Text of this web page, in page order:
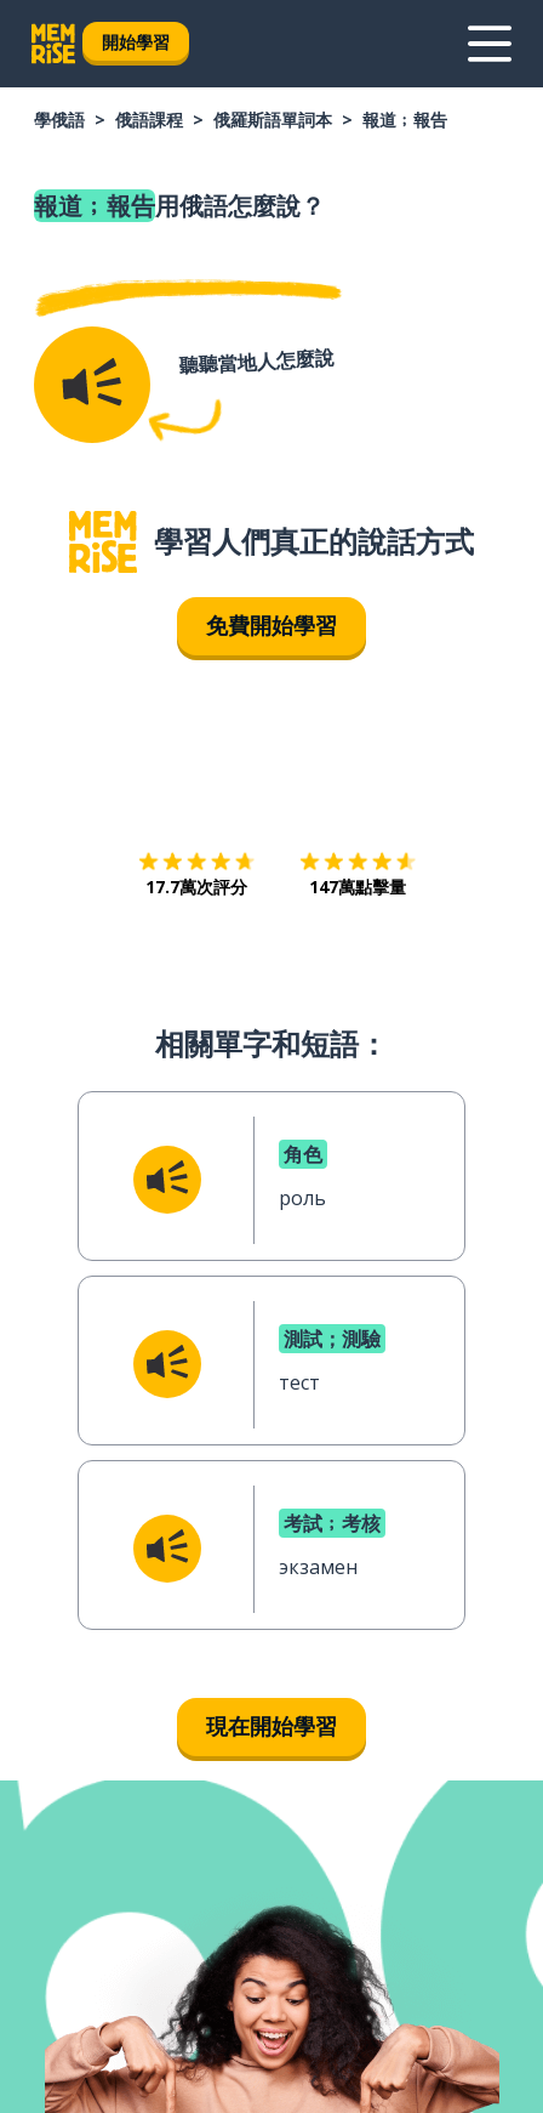
開始學習
學俄語 俄語課程 俄羅斯語單詞本 報道﹔報告
報道﹔報告用俄語怎麼說？
聽聽當地人怎麼說
學習人們真正的說話方式
免費開始學習
17.7萬次評分 147萬點擊量
相關單字和短語：
角色
роль
測試；測驗
тест
考試﹔考核
экзамен
現在開始學習